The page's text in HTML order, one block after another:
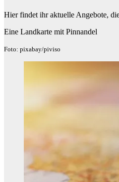
Hier findet ihr aktuelle Angebote,
Eine Landkarte mit Pinnandel
Foto: pixabay/piviso